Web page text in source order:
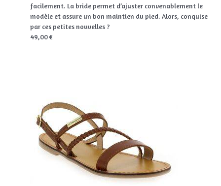
facilement. La bride permet d’ajuster convenablement le
modèle et assure un bon maintien du pied. Alors, conquise
par ces petites nouvelles ?
49,00 €